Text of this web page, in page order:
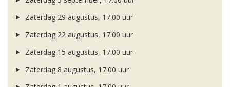
Zaterdag 29 augustus, 17.00 uur
Zaterdag 22 augustus, 17.00 uur
Zaterdag 15 augustus, 17.00 uur
Zaterdag 8 augustus, 17.00 uur